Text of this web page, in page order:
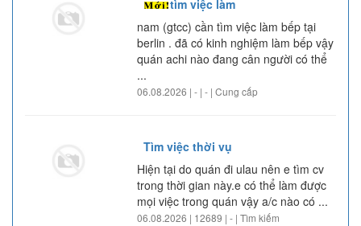
tìm việc làm
nam (gtcc) cần tìm việc làm bếp tại
berlin . đã có kinh nghiệm làm bếp vậy
quán achi nào đang cân người có thể
...
06.08.2026 | - | - | Cung cấp
Tìm việc thời vụ
Hiện tại do quán đi ulau nên e tìm cv
trong thời gian này.e có thể làm được
mọi việc trong quán vậy a/c nào có ...
06.08.2026 | 12689 | - | Tìm kiếm